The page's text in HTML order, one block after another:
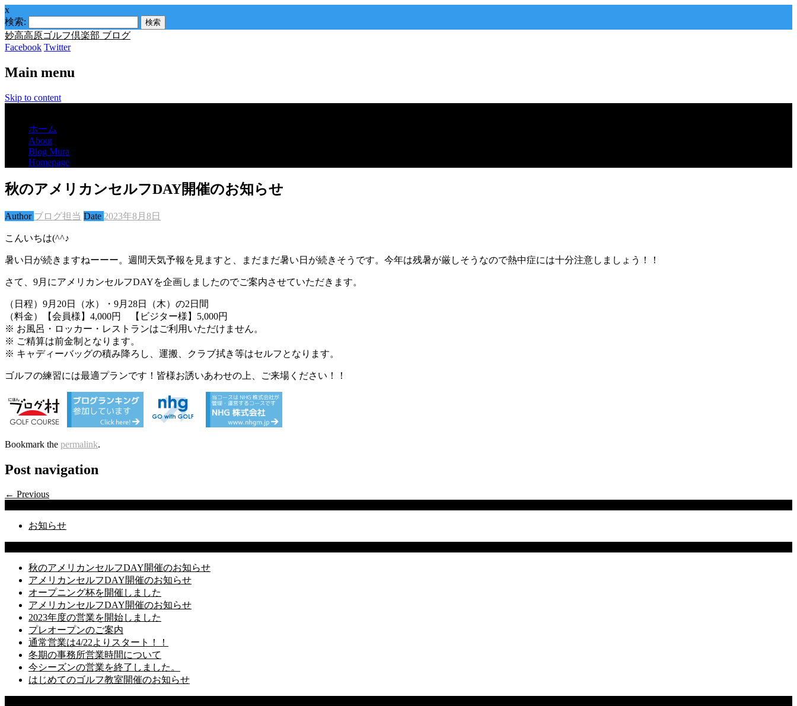
x
検索:
妙高高原ゴルフ倶楽部 ブログ
Facebook Twitter
Main menu
Skip to content
ホーム
About
Blog Mura
Homepage
秋のアメリカンセルフDAY開催のお知らせ
Author ブログ担当 Date 2023年8月8日
こんいちは(^^♪
暑い日が続きますねーーー。週間天気予報を見ますと、まだまだ暑い日が続きそうです。今年は残暑が厳しそうなので熱中症には十分注意しましょう！！
さて、9月にアメリカンセルフDAYを企画しましたのでご案内させていただきます。
（日程）9月20日（水）・9月28日（木）の2日間
（料金）【会員様】4,000円 【ビジター様】5,000円
※ お風呂・ロッカー・レストランはご利用いただけません。
※ ご精算は前金制となります。
※ キャディーバッグの積み降ろし、運搬、クラブ拭き等はセルフとなります。
ゴルフの練習には最適プランです！皆様お誘いあわせの上、ご来場ください！！
Bookmark the permalink.
Post navigation
← Previous
お知らせ
秋のアメリカンセルフDAY開催のお知らせ
アメリカンセルフDAY開催のお知らせ
オープニング杯を開催しました
アメリカンセルフDAY開催のお知らせ
2023年度の営業を開始しました
プレオープンのご案内
通常営業は4/22よりスタート！！
冬期の事務所営業時間について
今シーズンの営業を終了しました。
はじめてのゴルフ教室開催のお知らせ